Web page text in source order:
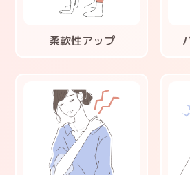
柔軟性アップ